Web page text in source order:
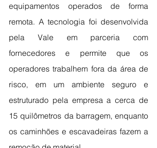
equipamentos operados de forma
remota. A tecnologia foi desenvolvida
pela Vale em parceria com
fornecedores e permite que os
operadores trabalhem fora da área de
risco, em um ambiente seguro e
estruturado pela empresa a cerca de
15 quilômetros da barragem, enquanto
os caminhões e escavadeiras fazem a